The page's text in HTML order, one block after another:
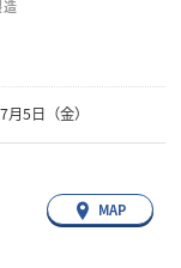
5日（金）
MAP